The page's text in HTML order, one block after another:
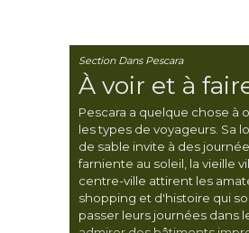
Section Dans Pescara
À voir et à
Pescara a quelque chose à
les types de voyageurs. Sa
de sable invite à des
farniente au soleil, la vieille
centre-ville attirent les
shopping et d'histoire qui
passer leurs journées dans